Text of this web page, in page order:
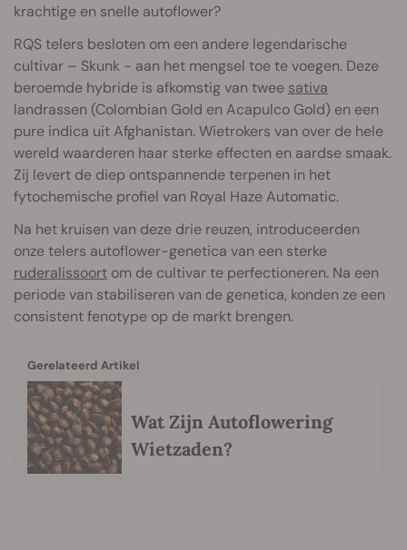
krachtige en snelle autoflower?
RQS telers besloten om een andere legendarische
cultivar – Skunk - aan het mengsel toe te voegen. Deze
beroemde hybride is afkomstig van twee sativa
landrassen (Colombian Gold en Acapulco Gold) en een
pure indica uit Afghanistan. Wietrokers van over de hele
wereld waarderen haar sterke effecten en aardse smaak.
Zij levert de diep ontspannende terpenen in het
fytochemische profiel van Royal Haze Automatic.
Na het kruisen van deze drie reuzen, introduceerden
onze telers autoflower-genetica van een sterke
ruderalissoort om de cultivar te perfectioneren. Na een
periode van stabiliseren van de genetica, konden ze een
consistent fenotype op de markt brengen.
Gerelateerd Artikel
Wat Zijn Autoflowering
Wietzaden?